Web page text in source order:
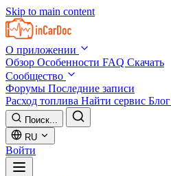
Skip to main content
О приложении
Обзор Особенности FAQ Скачать
Сообщество
Форумы Последние записи
Расход топлива Найти сервис Блог
Поиск...
RU
Войти